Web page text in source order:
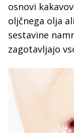
osnovi
oljčnega olja
sestavine
zagotavljajo